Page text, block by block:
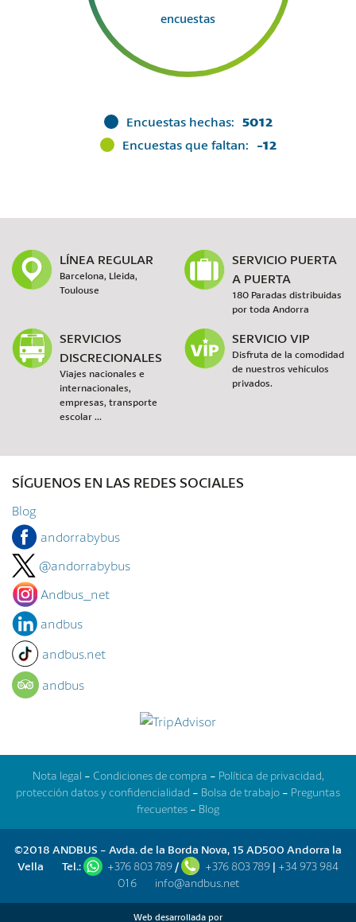
encuestas
Encuestas hechas: 5012
Encuestas que faltan: -12
LÍNEA REGULAR
Barcelona, Lleida,
Toulouse
SERVICIO PUERTA
A PUERTA
180 Paradas distribuidas
por toda Andorra
SERVICIOS
DISCRECIONALES
Viajes nacionales e
internacionales,
empresas, transporte
escolar ...
SERVICIO VIP
Disfruta de la comodidad
de nuestros vehículos
privados.
SÍGUENOS EN LAS REDES SOCIALES
Blog
andorrabybus
@andorrabybus
Andbus_net
andbus
andbus.net
andbus
Nota legal - Condiciones de compra - Política de privacidad,
protección datos y confidencialidad - Bolsa de trabajo - Preguntas
frecuentes - Blog
©2018 ANDBUS - Avda. de la Borda Nova, 15 AD500 Andorra la
Vella
Tel.: +376 803 789 / +376 803 789 | +34 973 984
016
info@andbus.net
Web desarrollada por